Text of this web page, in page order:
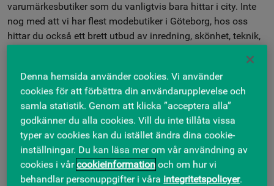
varumärkesbutiker som du vanligtvis bara hittar i city. Inte
nog med att vi har flest modebutiker i Göteborg, hos oss
hittar du också ett brett utbud av inredning, skönhet, teknik,
Hemköpsbutik.
Kommunikationer
Alla vägar bär till Frölunda Torg!
Du tar dig snabbt och enkelt till Frölunda Torg med bil,
buss, spårvagn eller cykel. Vid Nya Frölunda Torg parkerar
du gratis i tre timmar på 2 500 p-platser. Antingen ute på
Denna hemsida använder cookies. Vi använder
cookies för att förbättra din användarupplevelse och
samla statistik. Genom att klicka ”acceptera alla”
godkänner du alla cookies. Vill du inte tillåta vissa
typer av cookies kan du istället ändra dina cookie-
inställningar. Du kan läsa mer om vår användning av
cookies i vårcookieinformation och om hur vi
behandlar personuppgifter i våra integritetspolicyer.